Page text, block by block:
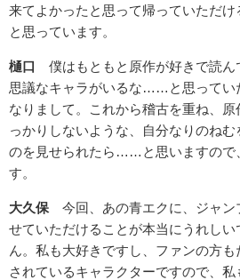
来てよかったと思って帰っていただ
と思っています。
樋口
僕はもともと原作が好きで読ん
思議なキャラがいるな……と思ってい
なりまして。これから稽古を重ね、
っかりしないような、自分なりのね
のを見せられたら……と思いますので
す。
大久保 今回、あの青エクに、ジャン
せていただけることが本当にうれしい
ん。私も大好きですし、ファンの方
されているキャラクターですので、